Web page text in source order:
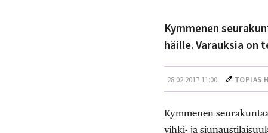
Kymmenen
häille. Varauksia on
28.02.2017 11:00 TOPIAS
Kymmenen
vihki- ja